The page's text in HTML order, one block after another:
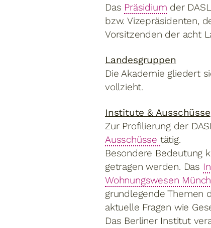
Das Präsidium der
bzw. Vizepräsidenten,
Vorsitzenden der acht
Landesgruppen
Die Akademie gliedert
vollzieht.
Institute & Ausschüsse
Zur Profilierung der
Ausschüsse tätig.
Besondere Bedeutung
getragen werden. Das
Wohnungswesen
grundlegende Themen
aktuelle Fragen wie
Das Berliner Institut